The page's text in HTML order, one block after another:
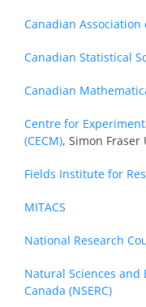
Canadian Association
Canadian Statistical
Canadian
Centre for
(CECM), Simon Fraser
Fields Institute for
MITACS
National Research
Natural Sciences and
Canada (NSERC)